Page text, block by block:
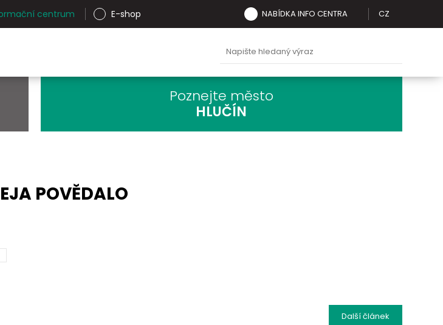
centrum E-shop NABÍDKA INFO CENTRA CZ
Poznejte město
HLUČÍN
POVĚDALO
Dalšíčlánek